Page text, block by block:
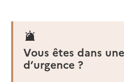
Vous êtes dans
d’urgence ?